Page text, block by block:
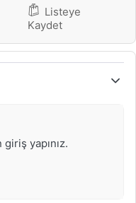
Listeye
Kaydet
yapınız.